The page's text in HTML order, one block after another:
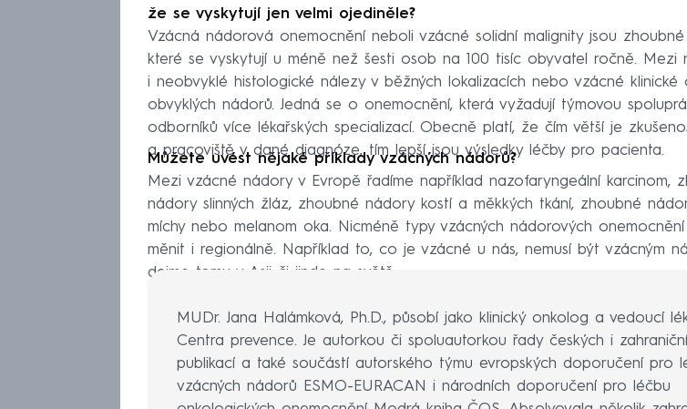
že se vyskytují jen velmi ojediněle?
Vzácná nádorová onemocnění neboli vzácné solidní malignity jsou
které se vyskytují u méně než šesti osob na 100 tisíc obyvatel ročně. Mezi
i neobvyklé histologické nálezy v běžných lokalizacích nebo vzácné klinické
obvyklých nádorů. Jedná se o onemocnění, která vyžadují týmovou
odborníků více lékařských specializací. Obecně platí, že čím větší je
a pracoviště v dané diagnóze, tím lepší jsou výsledky léčby pro pacienta.
Můžete uvést nějaké příklady vzácných nádorů?
Mezi vzácné nádory v Evropě řadíme například nazofaryngeální karcinom,
nádory slinných žláz, zhoubné nádory kostí a měkkých tkání, zhoubné
míchy nebo melanom oka. Nicméně typy vzácných nádorových
měnit i regionálně. Například to, co je vzácné u nás, nemusí být vzácným
dejme tomu v Asii či jinde na světě.
MUDr. Jana Halámková, Ph.D., působí jako klinický onkolog a vedoucí
Centra prevence. Je autorkou či spoluautorkou řady českých i
publikací a také součástí autorského týmu evropských doporučení pro
vzácných nádorů ESMO-EURACAN i národních doporučení pro léčbu